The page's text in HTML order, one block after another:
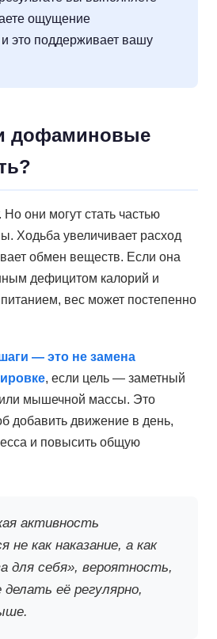
ощущение
это поддерживает вашу
дофаминовые
они могут стать частью
Ходьба увеличивает расход
обмен веществ. Если она
дефицитом калорий и
вес может постепенно
— это не замена
, если цель — заметный
мышечной массы. Это
добавить движение в день,
и повысить общую
активность
не как наказание, а как
для себя», вероятность,
её регулярно,